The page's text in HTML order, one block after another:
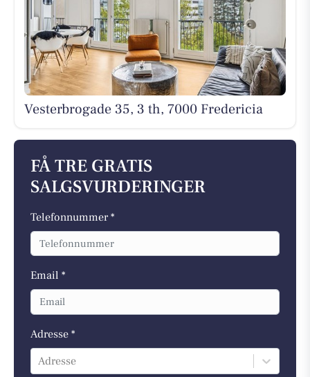
Vesterbrogade 35, 3 th, 7000 Fredericia
FÅ TRE GRATIS
SALGSVURDERINGER
Telefonnummer *
Email *
Adresse *
Adresse